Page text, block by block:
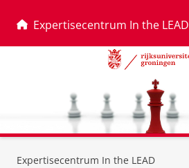
Expertisecentrum In the LEAD
Expertisecentrum In the LEAD